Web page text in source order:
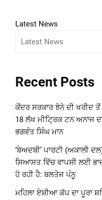
Latest News
Recent Posts
ਕੇਂਦਰ ਸਰਕਾਰ ਝੋਨੇ ਦੀ ਖਰੀਦ
18 ਲੱਖ ਮੀਟ੍ਰਿਕ ਟਨ ਅਨਾਜ
ਭਗਵੰਤ ਸਿੰਘ ਮਾਨ
‘ਬੇਅਦਬੀ’ ਪਾਰਟੀ (ਅਕਾਲੀ
ਸਿਆਸਤ ਵਿੱਚ ਵਾਪਸੀ ਲਈ
ਹੋ ਰਹੀ ਹੈ: ਬਲਤੇਜ ਪੰਨੂ
ਮਹਿਲਾ ਏਸ਼ੀਆ ਕੱਪ ਦਾ ਪੂਰਾ